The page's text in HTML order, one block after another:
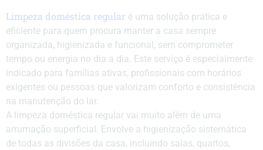
Limpeza doméstica regular é uma solução prática e
eficiente para quem procura manter a casa sempre
organizada, higienizada e funcional, sem comprometer
tempo ou energia no dia a dia. Este serviço é especialmente
indicado para famílias ativas, profissionais com horários
exigentes ou pessoas que valorizam conforto e consistência
na manutenção do lar.
A limpeza doméstica regular vai muito além de uma
arrumação superficial. Envolve a higienização sistemática
de todas as divisões da casa, incluindo salas, quartos,